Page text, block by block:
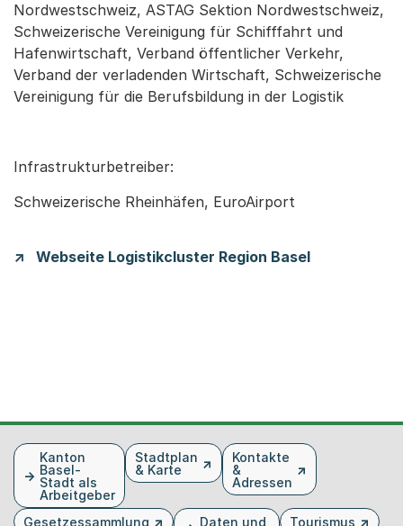
Nordwestschweiz, ASTAG Sektion Nordwestschweiz,
Schweizerische Vereinigung für Schifffahrt und
Hafenwirtschaft, Verband öffentlicher Verkehr,
Verband der verladenden Wirtschaft, Schweizerische
Vereinigung für die Berufsbildung in der Logistik
Infrastrukturbetreiber:
Schweizerische Rheinhäfen, EuroAirport
Webseite Logistikcluster Region Basel
FusszeileKanton
Basel-
Stadt als
Arbeitgeber
Stadtplan
& Karte
Kontakte
&
Adressen
Gesetzessammlung Daten und Tourismus